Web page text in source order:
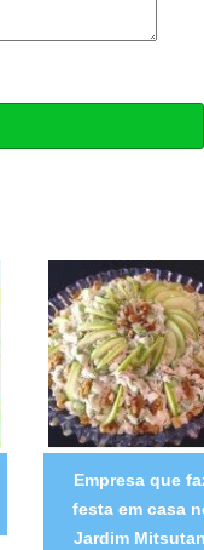
Empresa que
festa em casa
Jardim